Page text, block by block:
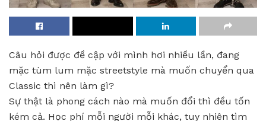
Câu hỏi được đề cập với mình hơi nhiều lần, đang
mặc tùm lum mặc streetstyle mà muốn chuyển qua
Classic thì nên làm gì?
Sự thật là phong cách nào mà muốn đổi thì đều tốn
kém cả. Học phí mỗi người mỗi khác, tuy nhiên tìm